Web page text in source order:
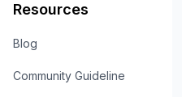
Resources
Blog
Community Guideline